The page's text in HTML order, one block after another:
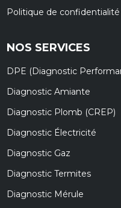
Politique de confidentialité
NOS SERVICES
DPE (Diagnostic
Diagnostic Amiante
Diagnostic Plomb (CREP)
Diagnostic Électricité
Diagnostic Gaz
Diagnostic Termites
Diagnostic Mérule